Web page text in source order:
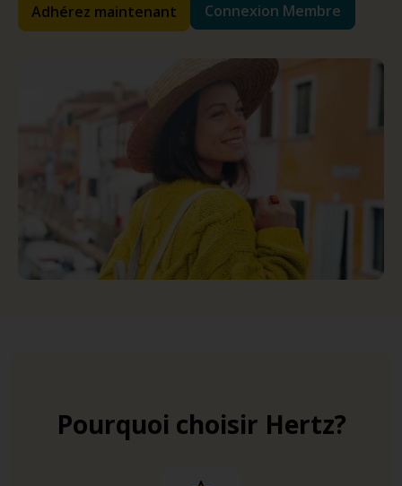
Adhérez maintenant Connexion Membre
Pourquoi choisir Hertz?